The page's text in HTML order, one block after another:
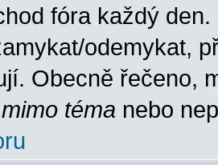
fóra každý
odemykat,
Obecně řečeno,
mimo téma nebo